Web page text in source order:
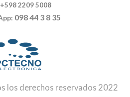
2209 5008
098 44 3 8 35
los derechos reservados 2022